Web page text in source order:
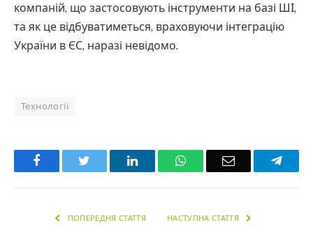
компаній, що застосовують інструменти на базі ШІ,
та як це відбуватиметься, враховуючи інтеграцію
України в ЄС, наразі невідомо.
Технології
Facebook LinkedInWhatsAppEmail
ПОПЕРЕДНЯ СТАТТЯ НАСТУПНА СТАТТЯ